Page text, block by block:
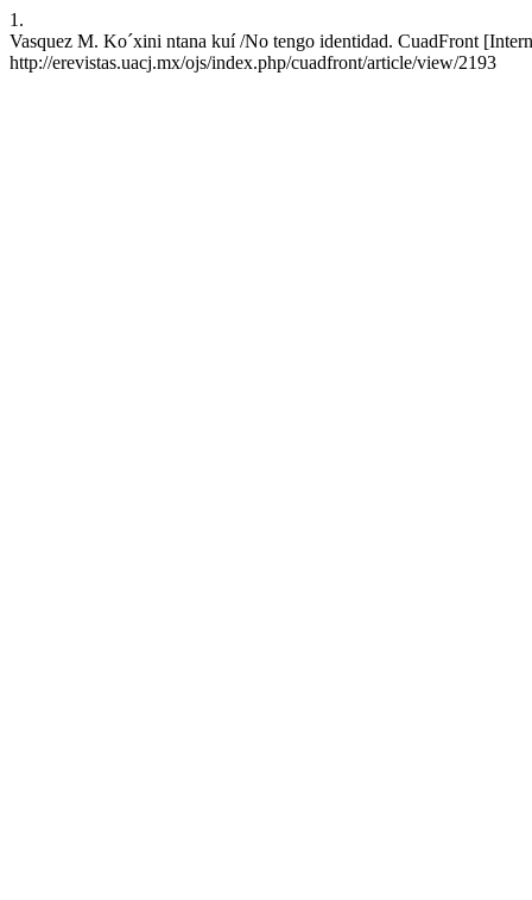
1.
Vasquez M. Ko´xini ntana kuí /No tengo identidad. CuadFront
http://erevistas.uacj.mx/ojs/index.php/cuadfront/article/view/2193